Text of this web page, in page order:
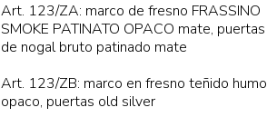
Art. 123/ZA: marco de fresno FRASSINO
SMOKE PATINATO OPACO mate, puertas
de nogal bruto patinado mate
Art. 123/ZB: marco en fresno teñido humo
opaco, puertas old silver